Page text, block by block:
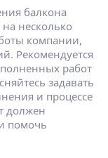
балкона
несколько
компании,
Рекомендуется
работ
задавать
и процессе
должен
помочь